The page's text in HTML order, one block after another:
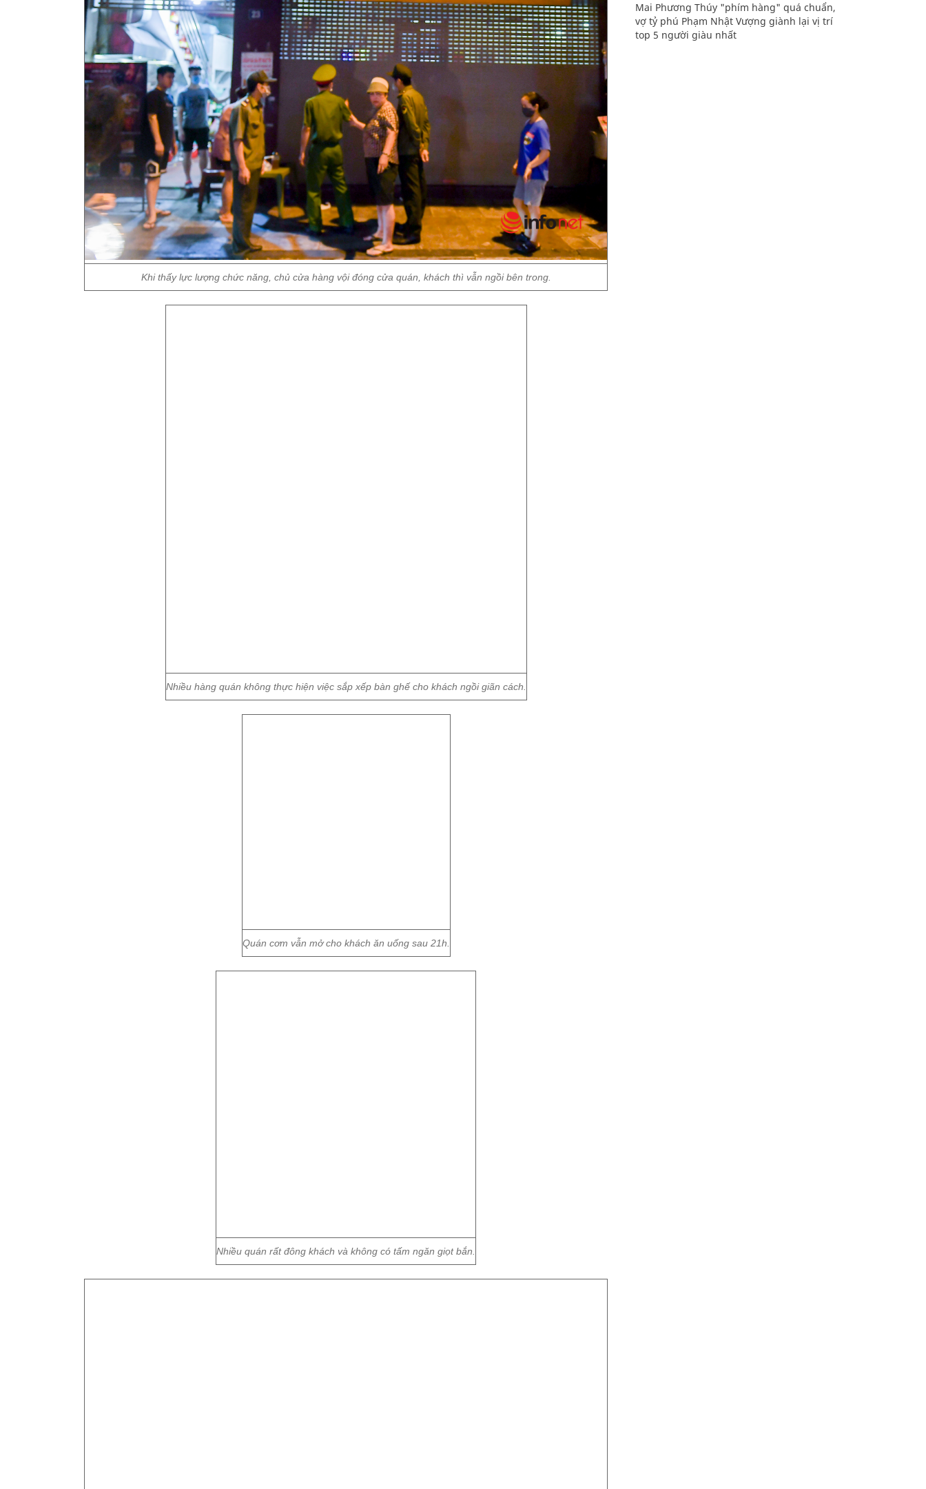
Khi thấy lực lượng chức năng, chủ cửa hàng vội đóng cửa quán, khách thì vẫn ngồi bên trong.
Nhiều hàng quán không thực hiện việc sắp xếp bàn ghế cho khách ngồi giãn cách.
Quán cơm vẫn mở cho khách ăn uống sau 21h.
Nhiều quán rất đông khách và không có tấm ngăn giọt bắn.
Mai Phương Thúy "phím hàng" quá chuẩn,
vợ tỷ phú Phạm Nhật Vượng giành lại vị trí
top 5 người giàu nhất